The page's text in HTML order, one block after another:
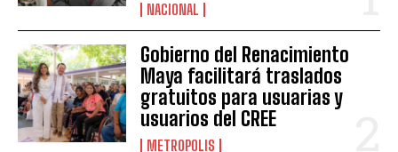
NACIONAL
Gobierno del Renacimiento
Maya facilitará traslados
gratuitos para usuarias y
usuarios del CREE
METROPOLIS